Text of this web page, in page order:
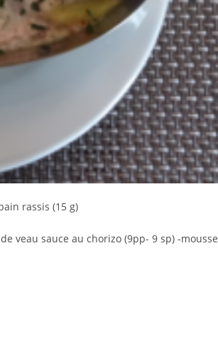
rassis (15 g)
veau sauce au chorizo (9pp- 9 sp) -mousse